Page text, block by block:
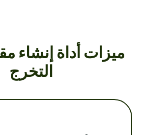
ميزات أداة إنشاء
التخرج